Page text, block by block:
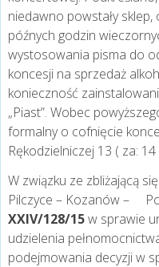
niedawno powstały
późnych godzin
wystosowania pisma do
koncesji na sprzedaż
konieczność
„Piast”. Wobec
formalny o cofnięcie
Rękodzielniczej 13 ( za:
W związku ze zbliżającą
Pilczyce – Kozanów –
XXIV/128/15w
udzielenia
podejmowania decyzji w